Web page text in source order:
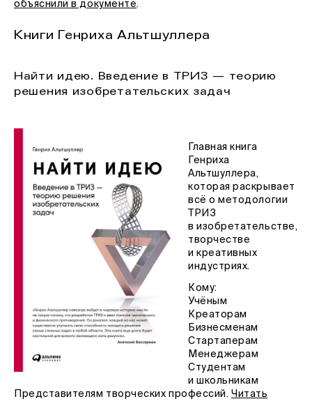
объяснили в документе.
Книги Генриха Альтшуллера
Найти идею. Введение в ТРИЗ — теорию
решения изобретательских задач
Главная книга
Генриха
Альтшуллера,
которая раскрывает
всё о методологии
ТРИЗ
в изобретательстве,
творчестве
и креативных
индустриях.
Кому:
Учёным
Креаторам
Бизнесменам
Стартаперам
Менеджерам
Студентам
и школьникам
Представителям творческих профессий. Читать